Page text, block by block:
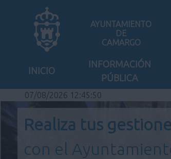
AYUNTAMIENTO
DE
CAMARGO
INICIO
INFORMACIÓN
PÚBLICA
07/08/2026 12:45:50
Realiza tus
con el